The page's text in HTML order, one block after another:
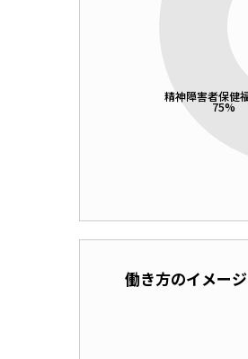
働き方のイメージ